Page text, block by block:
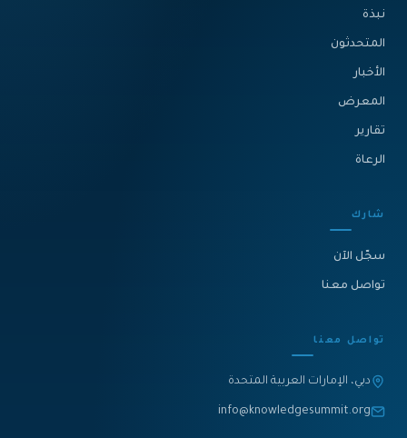
نبذة‎
المتحدثون
الأخبار
المعرض
تقارير
الرعاة
شارك
سجّل الآن
تواصل معنا
تواصل معنا
دبي، الإمارات العربية المتحدة
info@knowledgesummit.org